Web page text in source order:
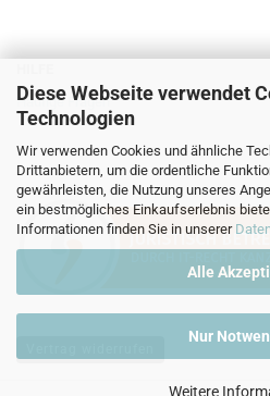
Diese Webseite verwendet
Technologien
Wir verwenden Cookies und ähnliche
Drittanbietern, um die ordentliche
gewährleisten, die Nutzung unseres
ein bestmögliches Einkaufserlebnis
Informationen finden Sie in unserer
Alle
Nur
Weitere
Häufige Fragen